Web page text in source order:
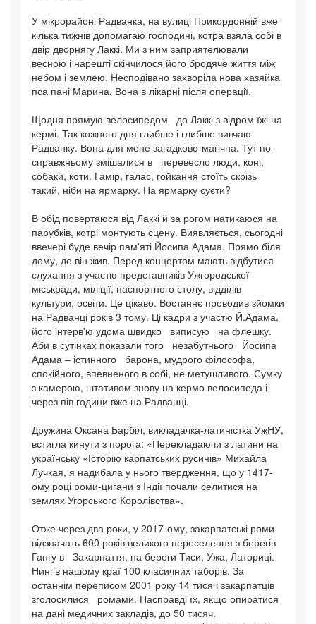
У мікрорайоні Радванка, на вулиці Прикордонній вже
кілька тижнів допомагаю господині, котра взяла собі в
двір дворнягу Лаккі. Ми з ним заприятелювали
весною і нарешті скінчилося його бродяче життя між
небом і землею. Несподівано захворіла нова хазяйка
пса пані Марина. Вона в лікарні після операції.
Щодня прямую велосипедом до Лаккі з відром їжі на
кермі. Так кожного дня глибше і глибше вивчаю
Радванку. Вона для мене загадково-магічна. Тут по-
справжньому змішалися в перевесло люди, коні,
собаки, коти. Гамір, галас, гойкання стоїть скрізь
такий, ніби на ярмарку. На ярмарку суєти?
В обід повертаюся від Лаккі й за рогом натикаюся на
парубків, котрі монтують сцену. Виявляється, сьогодні
ввечері буде вечір пам'яті Йосипа Адама. Прямо біля
дому, де він жив. Перед концертом мають відбутися
слухання з участю представників Ужгородської
міськради, міліції, паспортного столу, відділів
культури, освіти. Це цікаво. Востаннє проводив зйомки
на Радванці років 3 тому. Ці кадри з участю Й.Адама,
його інтерв'ю удома швидко виписую на флешку.
Аби в сутінках показали того незабутнього Йосипа
Адама – істинного барона, мудрого філософа,
спокійного, впевненого в собі, не метушливого. Сумку
з камерою, штативом знову на кермо велосипеда і
через пів години вже на Радванці.
Дружина Оксана Барбіл, викладачка-латиністка УжНУ,
встигла кинути з порога: «Перекладаючи з латини на
українську «Історію карпатських русинів» Михайла
Лучкая, я надибала у нього твердження, що у 1417-
ому році роми-цигани з Індії почали селитися на
землях Угорського Королівства».
Отже через два роки, у 2017-ому, закарпатські роми
відзначать 600 років великого переселення з берегів
Гангу в Закарпаття, на береги Тиси, Ужа, Латориці.
Нині в нашому краї 100 класичних таборів. За
останнім переписом 2001 року 14 тисяч закарпатців
зголосилися ромами. Насправді їх, якщо опиратися
на дані медичних закладів, до 50 тисяч.